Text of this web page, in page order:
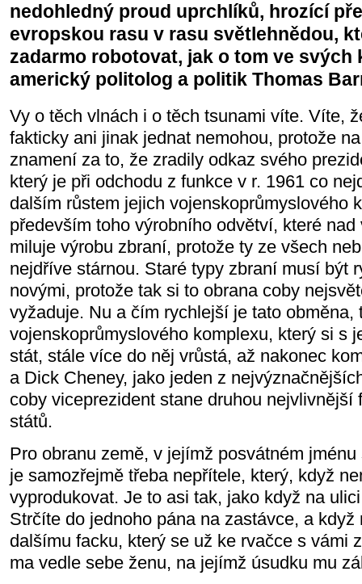
nedohledný proud uprchlíků, hrozící
evropskou rasu v rasu světlehnědou,
zadarmo robotovat, jak o tom ve svých
americký politolog a politik Thomas
Vy o těch vlnách i o těch tsunami víte. Víte,
fakticky ani jinak jednat nemohou, protože
znamení za to, že zradily odkaz svého
který je při odchodu z funkce v r. 1961 co
dalším růstem jejich vojenskoprůmyslového
především toho výrobního odvětví, které
miluje výrobu zbraní, protože ty ze všech
nejdříve stárnou. Staré typy zbraní musí být
novými, protože tak si to obrana coby
vyžaduje. Nu a čím rychlejší je tato
vojenskoprůmyslového komplexu, který si s
stát, stále více do něj vrůstá, až nakonec
a Dick Cheney, jako jeden z
coby viceprezident stane druhou nejvlivnější
států.
Pro obranu země, v jejímž posvátném
je samozřejmě třeba nepřítele, který, když
vyprodukovat. Je to asi tak, jako když na
Strčíte do jednoho pána na zastávce, a když
dalšímu facku, který se už ke rvačce s vámi
ma vedle sebe ženu, na jejímž úsudku mu